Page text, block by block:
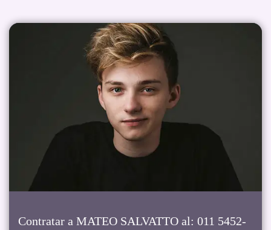
Contratar a MATEO SALVATTO al: 011 5452-